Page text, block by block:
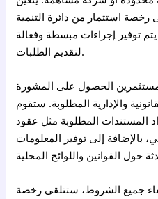
استثمار من دائرة التنمية
توفير إجراءات مبسطة وفعالة
لتقديم الطلبات.
الحصول على المشورة
والإدارية المطلوبة. ستقوم
المستندات المطلوبة مثل عقود
بالإضافة إلى توفير المعلومات
جميع الشروط، ستتلقى رخصة